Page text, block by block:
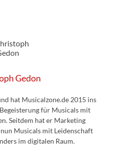
Gedon
hat Musicalzone.de 2015 ins
für Musicals mit
Seitdem hat er Marketing
Musicals mit Leidenschaft
im digitalen Raum.